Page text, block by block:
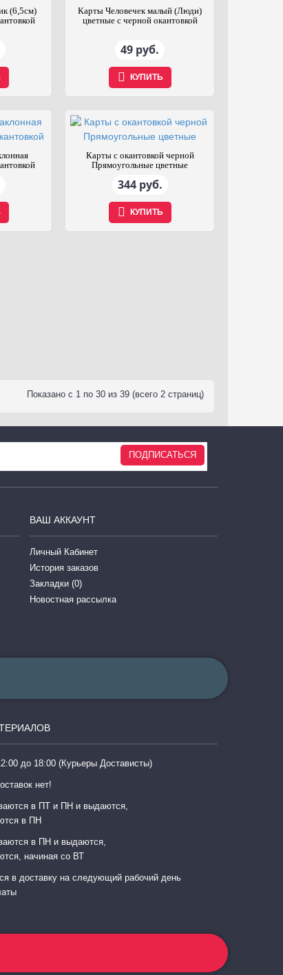
(6,5см)
Карты Человечек малый (Люди)
цветные с черной окантовкой
49 руб.
КУПИТЬ
Карты с окантовкой черной
Прямоугольные цветные
344 руб.
КУПИТЬ
Показано с 1 по 30 из 39 (всего 2 страниц)
ПОДПИСАТЬСЯ
ВАШ АККАУНТ
Личный Кабинет
История заказов
Закладки (0)
Новостная рассылка
до 18:00 (Курьеры Достависты)
нет!
в ПТ и ПН и выдаются,
в ПН
в ПН и выдаются,
начиная со ВТ
в доставку на следующий рабочий день